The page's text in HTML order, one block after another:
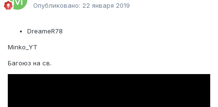
Опубликовано: 22 января 2019
DreameR78
Minko_YT
Багоюз на св.